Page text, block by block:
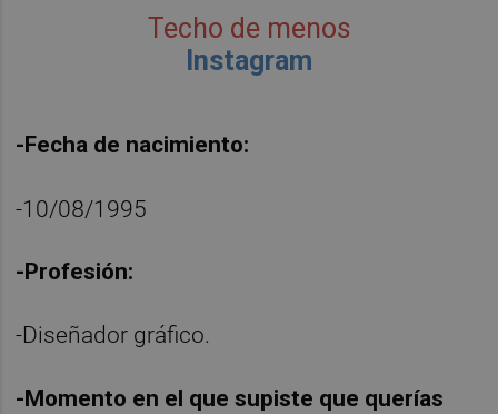
Techo de menos
Instagram
-Fecha de nacimiento:
-10/08/1995
-Profesión:
-Diseñador gráfico.
-Momento en el que supiste que querías